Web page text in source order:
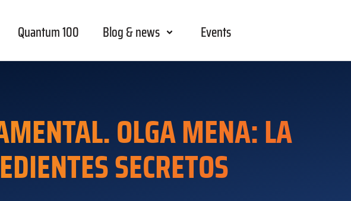
Quantum 100 Blog & news Events
OLGA MENA: LA
SECRETOS